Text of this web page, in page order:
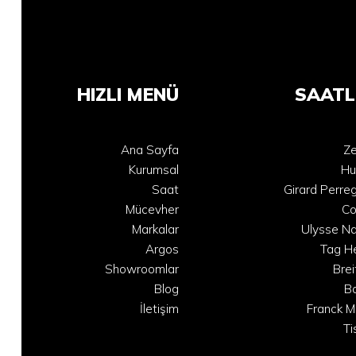
HIZLI MENÜ
Ana Sayfa
Kurumsal
Saat
Mücevher
Markalar
Argos
Showroomlar
Blog
İletişim
Girard
Ulysse
Tag
Franck